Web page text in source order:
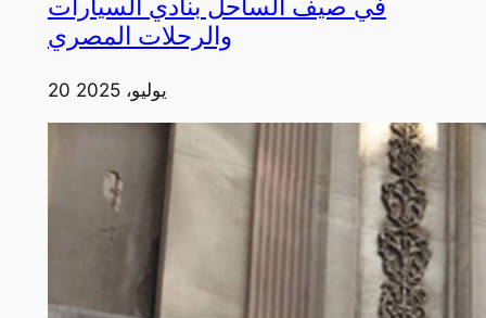
في صيف الساحل بنادي السيارات
والرحلات المصري
20 يوليو، 2025